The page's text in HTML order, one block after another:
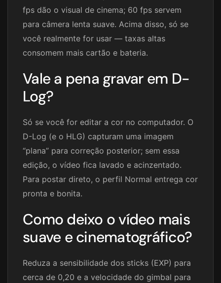
fps dão o visual de cinema; 60 fps servem
para câmera lenta suave. Acima disso, só se
você realmente for usar — taxas altas
consomem mais cartão e bateria.
Vale a pena gravar em D-
Log?
Só se você for editar a cor no computador. O
D-Log (e o HLG) capturam uma imagem
“plana” para correção posterior; sem essa
edição, o vídeo fica lavado e acinzentado.
Para postar direto, o perfil Normal entrega cor
pronta e bonita.
Como deixo o vídeo mais
suave e cinematográfico?
Reduza a sensibilidade dos sticks (EXP) para
cerca de 0,20 e a velocidade do gimbal para